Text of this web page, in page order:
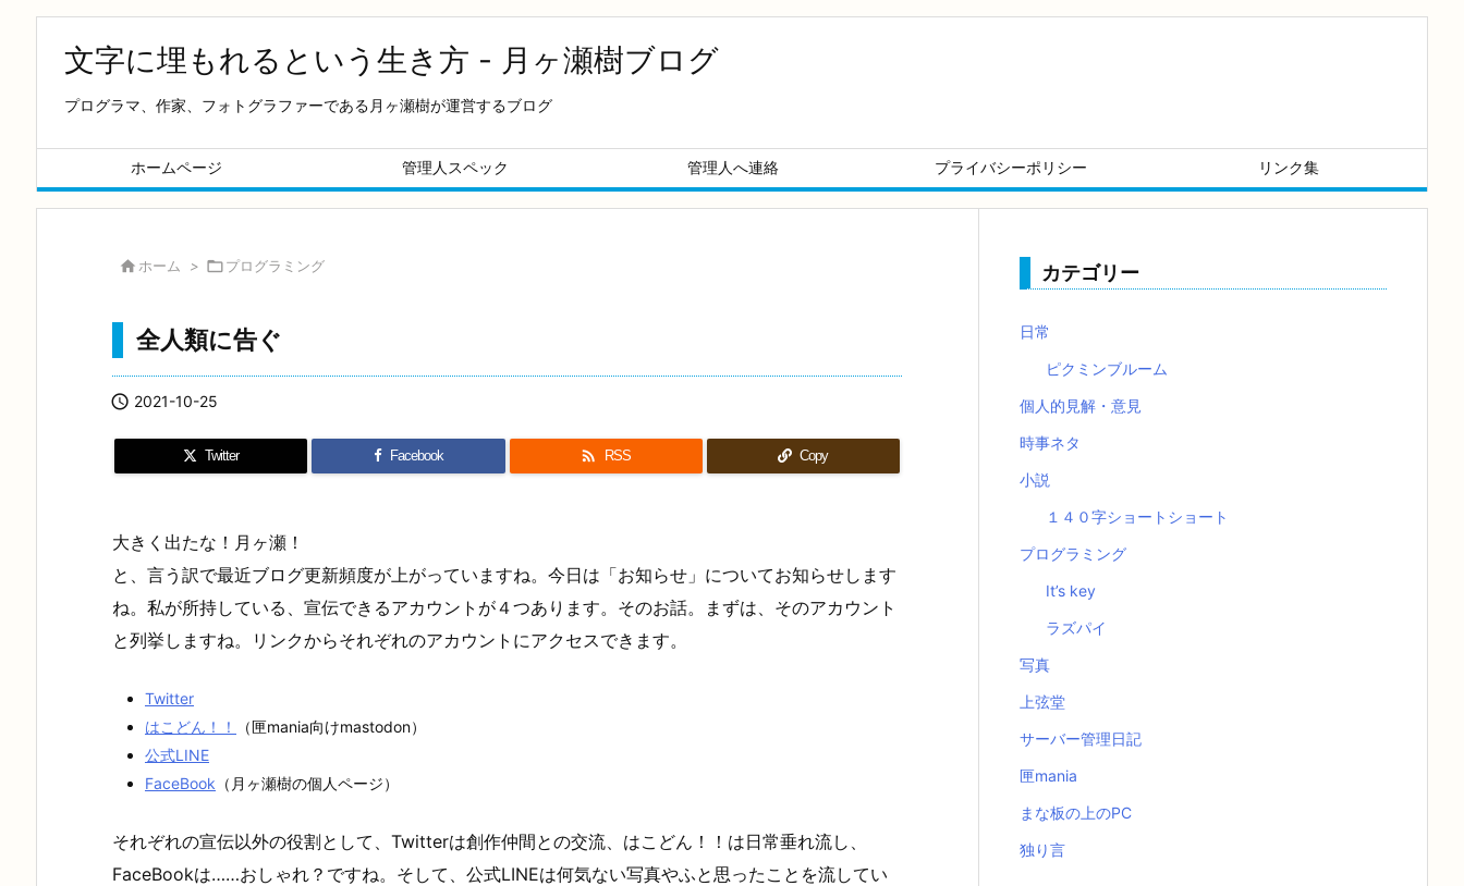
文字に埋もれるという生き方 - 月ヶ瀬樹ブログ
プログラマ、作家、フォトグラファーである月ヶ瀬樹が運営するブログ
ホームページ 管理人スペック 管理人へ連絡 プライバシーポリシー リンク集
 ホーム > プログラミング
全人類に告ぐ
 2021-10-25
Twitter Facebook  RSS Copy
大きく出たな！月ヶ瀬！
と、言う訳で最近ブログ更新頻度が上がっていますね。今日は「お知らせ」についてお知らせします
ね。私が所持している、宣伝できるアカウントが４つあります。そのお話。まずは、そのアカウント
と列挙しますね。リンクからそれぞれのアカウントにアクセスできます。
Twitter
はこどん！！
（匣mania向けmastodon）
公式LINE
FaceBook （月ヶ瀬樹の個人ページ）
それぞれの宣伝以外の役割として、Twitterは創作仲間との交流、はこどん！！は日常垂れ流し、
FaceBookは……おしゃれ？ですね。そして、公式LINEは何気ない写真やふと思ったことを流してい
カテゴリー
日常
ピクミンブルーム
個人的見解・意見
時事ネタ
小説
１４０字ショートショート
プログラミング
It’s key
ラズパイ
写真
上弦堂
サーバー管理日記
匣mania
まな板の上のPC
独り言